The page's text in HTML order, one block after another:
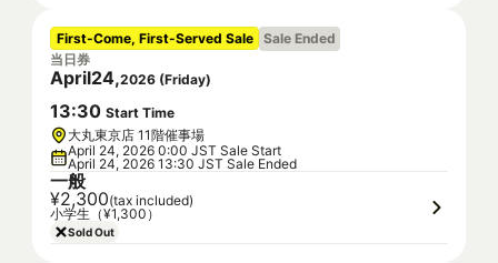
First-Come, First-Served Sale Sale Ended
当日券
April24,2026 (Friday)
13:30 Start Time
大丸東京店 11階催事場
April 24, 2026 0:00 JST Sale Start
April 24, 2026 13:30 JST Sale Ended
一般
¥2,300(tax included)
小学生（¥1,300）
Sold Out